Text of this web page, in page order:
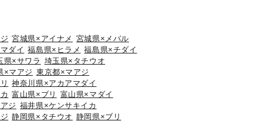
宮城県×アイナメ 宮城県×メバル
ダイ 福島県×ヒラメ 福島県×チダイ
県×サワラ 埼玉県×タチウオ
×マアジ 東京都×マアジ
神奈川県×アカアマダイ
富山県×ブリ
富山県×マダイ
ジ 福井県×ケンサキイカ
静岡県×タチウオ 静岡県×ブリ